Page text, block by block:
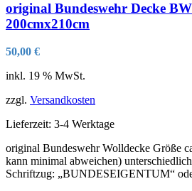
original Bundeswehr Decke
200cmx210cm
50,00 €
inkl. 19 % MwSt.
zzgl. Versandkosten
Lieferzeit: 3-4 Werktage
original Bundeswehr Wolldecke Größe
kann minimal abweichen)
Schriftzug: „BUNDESEIGENTUM“